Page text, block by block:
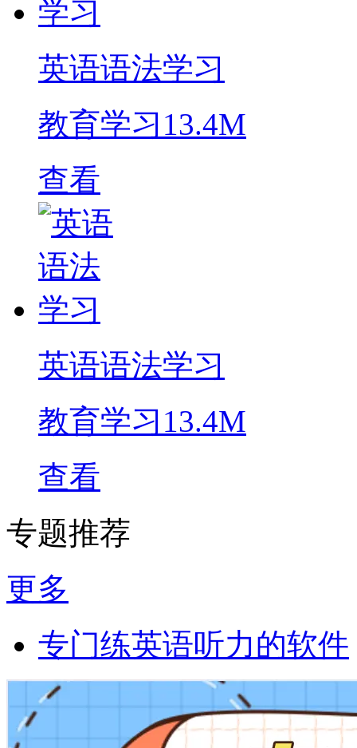
英语语法学习
教育学习 13.4M
查看
英语语法学习
教育学习 13.4M
查看
专题推荐
更多
专门练英语听力的软件